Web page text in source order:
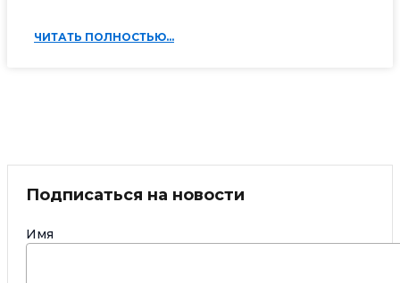
ЧИТАТЬ ПОЛНОСТЬЮ...
Подписаться на новости
Имя